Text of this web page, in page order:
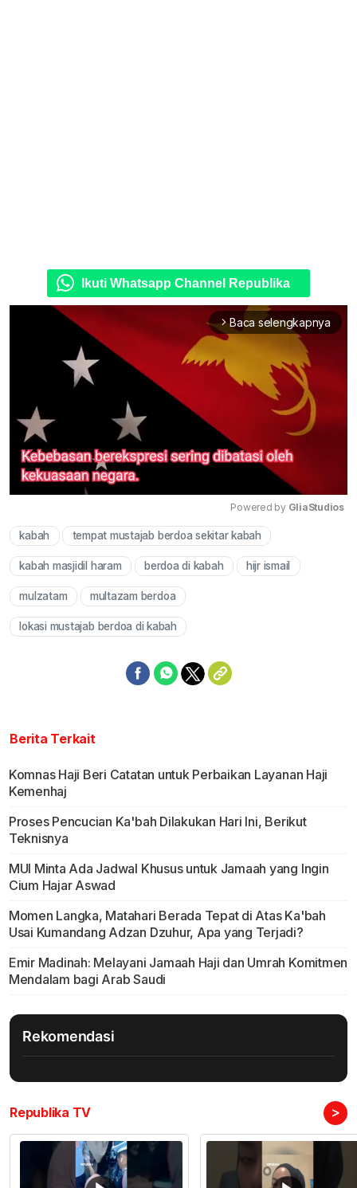
Ikuti Whatsapp Channel Republika
arrow_forward_ios Baca selengkapnya
Powered by GliaStudios
kabah tempat mustajab berdoa sekitar kabah
kabah masjidil haram berdoa di kabah hijr ismail
mulzatam multazam berdoa
lokasi mustajab berdoa di kabah
Berita Terkait
Komnas Haji Beri Catatan untuk Perbaikan Layanan Haji
Kemenhaj
Proses Pencucian Ka'bah Dilakukan Hari Ini, Berikut
Teknisnya
MUI Minta Ada Jadwal Khusus untuk Jamaah yang Ingin
Cium Hajar Aswad
Momen Langka, Matahari Berada Tepat di Atas Ka'bah
Usai Kumandang Adzan Dzuhur, Apa yang Terjadi?
Emir Madinah: Melayani Jamaah Haji dan Umrah Komitmen
Mendalam bagi Arab Saudi
Rekomendasi
Republika TV >